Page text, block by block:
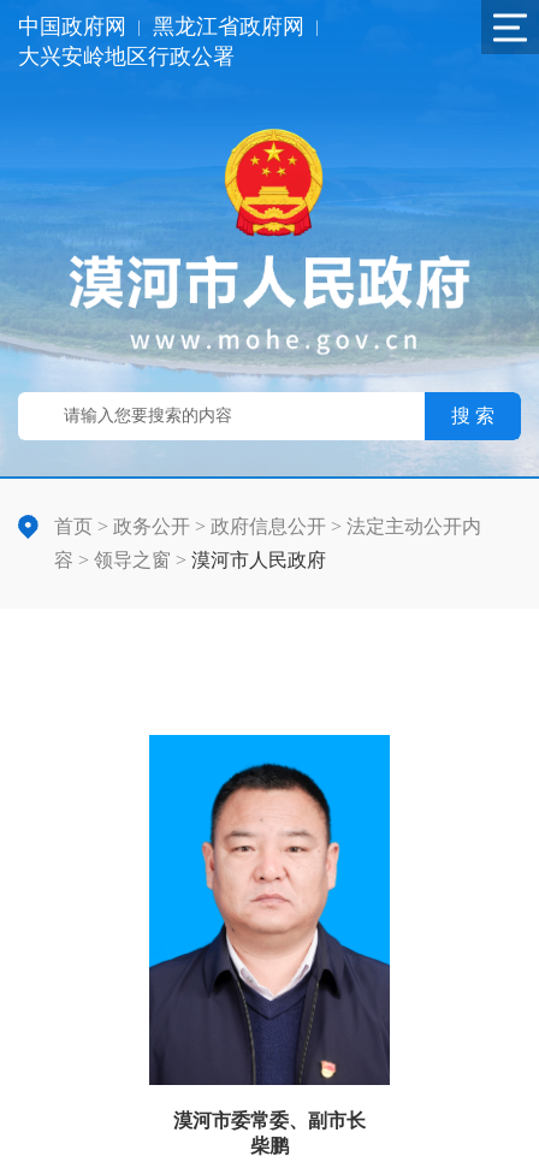
中国政府网 黑龙江省政府网
大兴安岭地区行政公署
搜 索
首页 > 政务公开 > 政府信息公开 > 法定主动公开内
容 > 领导之窗 > 漠河市人民政府
漠河市委常委、副市长
柴鹏